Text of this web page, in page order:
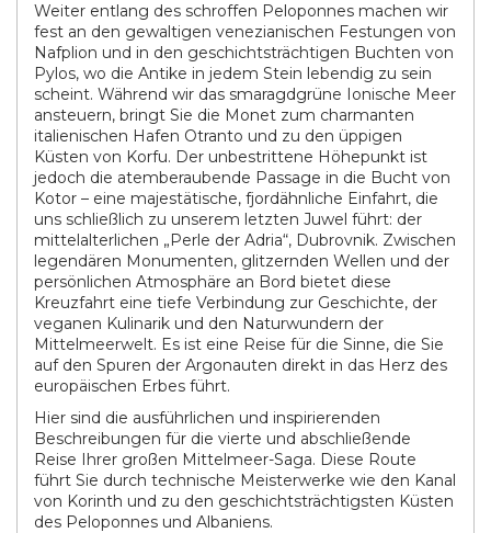
Weiter entlang des schroffen Peloponnes machen wir
fest an den gewaltigen venezianischen Festungen von
Nafplion und in den geschichtsträchtigen Buchten von
Pylos, wo die Antike in jedem Stein lebendig zu sein
scheint. Während wir das smaragdgrüne Ionische Meer
ansteuern, bringt Sie die Monet zum charmanten
italienischen Hafen Otranto und zu den üppigen
Küsten von Korfu. Der unbestrittene Höhepunkt ist
jedoch die atemberaubende Passage in die Bucht von
Kotor – eine majestätische, fjordähnliche Einfahrt, die
uns schließlich zu unserem letzten Juwel führt: der
mittelalterlichen „Perle der Adria“, Dubrovnik. Zwischen
legendären Monumenten, glitzernden Wellen und der
persönlichen Atmosphäre an Bord bietet diese
Kreuzfahrt eine tiefe Verbindung zur Geschichte, der
veganen Kulinarik und den Naturwundern der
Mittelmeerwelt. Es ist eine Reise für die Sinne, die Sie
auf den Spuren der Argonauten direkt in das Herz des
europäischen Erbes führt.
Hier sind die ausführlichen und inspirierenden
Beschreibungen für die vierte und abschließende
Reise Ihrer großen Mittelmeer-Saga. Diese Route
führt Sie durch technische Meisterwerke wie den Kanal
von Korinth und zu den geschichtsträchtigsten Küsten
des Peloponnes und Albaniens.